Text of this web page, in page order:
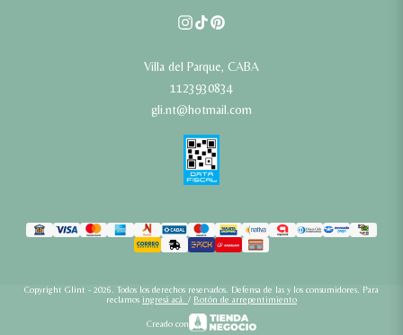
Villa del Parque, CABA
1123930834
gli.nt@hotmail.com
Copyright Glint - 2026. Todos los derechos reservados. Defensa de las y los consumidores. Para
reclamos ingresá acá. / Botón de arrepentimiento
Creado con